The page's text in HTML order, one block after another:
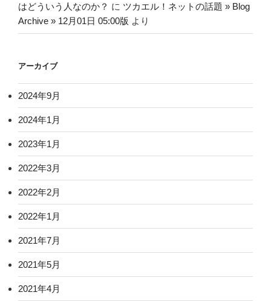
はどういう人なのか？ に ツカエル！ネットの話題 » Blog
Archive » 12月01日 05:00版 より
アーカイブ
2024年9月
2024年1月
2023年1月
2022年3月
2022年2月
2022年1月
2021年7月
2021年5月
2021年4月